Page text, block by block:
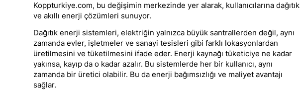
Koppturkiye.com, bu değişimin merkezinde yer alarak, kullanıcılarına dağıtık
ve akıllı enerji çözümleri sunuyor.
Dağıtık enerji sistemleri, elektriğin yalnızca büyük santrallerden değil, aynı
zamanda evler, işletmeler ve sanayi tesisleri gibi farklı lokasyonlardan
üretilmesini ve tüketilmesini ifade eder. Enerji kaynağı tüketiciye ne kadar
yakınsa, kayıp da o kadar azalır. Bu sistemlerde her bir kullanıcı, aynı
zamanda bir üretici olabilir. Bu da enerji bağımsızlığı ve maliyet avantajı
sağlar.